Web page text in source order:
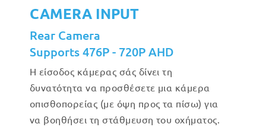
CAMERA INPUT
Rear Camera
Supports 476P - 720P AHD
Η είσοδος κάμερας σάς δίνει τη
δυνατότητα να προσθέσετε μια κάμερα
οπισθοπορείας (με όψη προς τα πίσω) για
να βοηθήσει τη στάθμευση του οχήματος.